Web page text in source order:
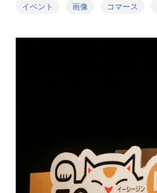
イベント 画像 コマース